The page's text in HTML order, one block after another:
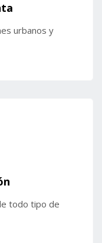
urbanos y
todo tipo de